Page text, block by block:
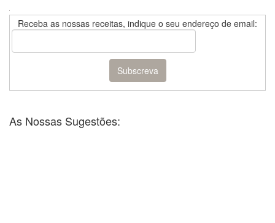
Receba as nossas receitas, indique o seu endereço de email:
As Nossas Sugestões: